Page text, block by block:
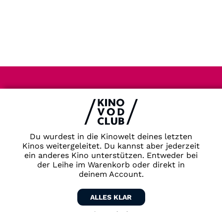
Du wurdest in die Kinowelt deines letzten
Kinos weitergeleitet. Du kannst aber jederzeit
ein anderes Kino unterstützen. Entweder bei
der Leihe im Warenkorb oder direkt in
deinem Account.
ALLES KLAR
AGB
Kontakt
Newsletter
Partner